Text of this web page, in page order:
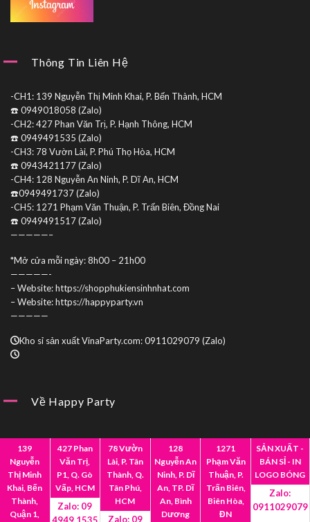
Thông Tin Liên Hệ
-CH1: 139 Nguyễn Thị Minh Khai, P. Bến Thành, HCM
☎️ 0949018058 (Zalo)
-CH2: 427 Phan Văn Trị, P. Hạnh Thông, HCM
☎️ 0949491535 (Zalo)
-CH3: 78 Vườn Lài, P. Phú Thọ Hòa, HCM
☎️ 0943421177 (Zalo)
-CH4: 128 Nguyễn An Ninh, P. Dĩ An, HCM
☎️0949491737 (Zalo)
-CH5: 1271 Phạm Văn Thuận, P. Trấn Biên, Đồng Nai
☎️ 0949491517 (Zalo)
—————–
*Mở cửa mỗi ngày: 8h00 – 21h00
—————-
– Website: https://shopphukiensinhnhat.com
– Website: https://happyparty.vn
—————
Kho sỉ sản xuất VinaParty.com: 0911029079 (Zalo)
Về Happy Party
Giới Thiệu Mua Sỉ
Hợp Tác Liên Hệ
139
Nguyễn
Thị Minh
Khai, Bến
Thành,
Quận 1,
427 Phan
Văn Trị,
P1, Q. Gò
Vấp, HCM
Zalo: 09
78 Vườn
Lài, P. Tân
Thành, Q.
Tân Phú,
HCM
Zalo: 09
128
Nguyễn An
Ninh, P. Dĩ
An, TP. Dĩ
An, Bình
Dương
1271
Phạm Văn
Thuận, P.
Trấn Biên,
Biên Hòa,
ĐN
SẢN XUẤT -
BÁN SỈ - IN
LOGO BÓNG
Zalo:
0911029079